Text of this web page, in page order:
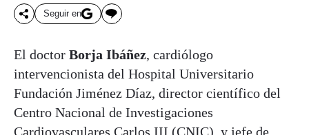
Seguir en
El doctor Borja Ibáñez, cardiólogo
intervencionista del Hospital Universitario
Fundación Jiménez Díaz, director científico del
Centro Nacional de Investigaciones
Cardiovasculares Carlos III (CNIC), y jefe de